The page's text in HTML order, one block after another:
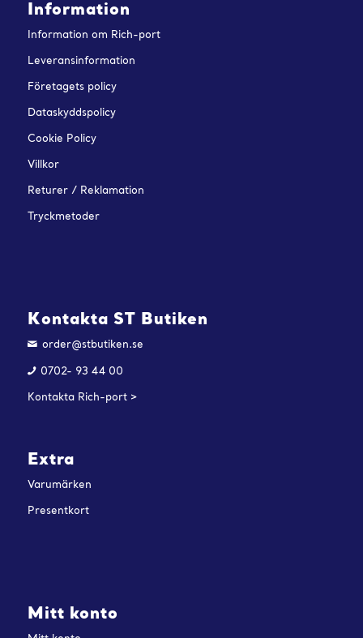
Information
Information om Rich-port
Leveransinformation
Företagets policy
Dataskyddspolicy
Cookie Policy
Villkor
Returer / Reklamation
Tryckmetoder
Kontakta ST Butiken
order@stbutiken.se
0702- 93 44 00
Kontakta Rich-port >
Extra
Varumärken
Presentkort
Mitt konto